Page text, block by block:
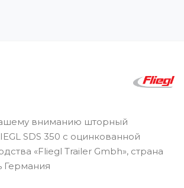
вниманию шторный
SDS 350 с оцинкованной
«Fliegl Trailer Gmbh», страна
Германия